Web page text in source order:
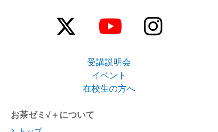
受講説明会
イベント
在校生の方へ
お茶ゼミ√＋について